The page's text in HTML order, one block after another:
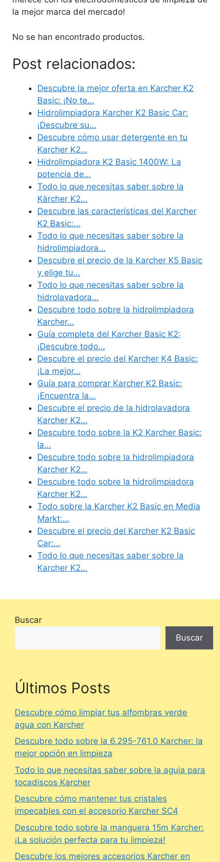
la mejor marca del mercado!
No se han encontrado productos.
Post relacionados:
Descubre la mejor oferta en Karcher K2
Basic: ¡No te…
Hidrolimpiadora Karcher K2 Basic Car:
¡Descubre su…
Descubre cómo usar detergente en tu
Karcher K2…
Hidrolimpiadora K2 Basic 1400W: La
potencia de…
Todo lo que necesitas saber sobre la
Kärcher K2…
Descubre las características del Karcher
K2 Basic:…
Todo lo que necesitas saber sobre la
hidrolimpiadora…
Descubre el precio de la Karcher K5 Basic
y elige tu…
Todo lo que necesitas saber sobre la
hidrolavadora…
Descubre todo sobre la hidrolimpiadora
Karcher…
Guía completa del Karcher Basic K2:
¡Descubre todo…
Descubre el precio del Karcher K4 Basic:
¡La mejor…
Guía para comprar Karcher K2 Basic:
¡Encuentra la…
Descubre el precio de la hidrolavadora
Karcher K2…
Descubre todo sobre la K2 Karcher Basic:
la…
Descubre todo sobre la hidrolimpiadora
Karcher K2…
Descubre todo sobre la hidrolimpiadora
Karcher K2…
Todo sobre la Karcher K2 Basic en Media
Markt:…
Descubre el precio del Karcher K2 Basic
Car:…
Todo lo que necesitas saber sobre la
Karcher K2…
Buscar
Buscar
Últimos Posts
Descubre cómo limpiar tus alfombras verde
agua con Karcher
Descubre todo sobre la 6.295-761.0 Karcher: la
mejor opción en limpieza
Todo lo que necesitas saber sobre la aguja para
tocadiscos Karcher
Descubre cómo mantener tus cristales
impecables con el accesorio Karcher SC4
Descubre todo sobre la manguera 15m Karcher:
¡La solución perfecta para tu limpieza!
Descubre los mejores accesorios Karcher en